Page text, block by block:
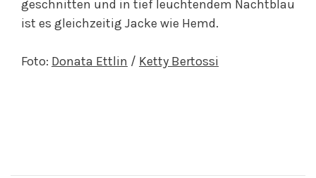
geschnitten und in tief leuchtendem Nachtblau
ist es gleichzeitig Jacke wie Hemd.
Foto: Donata Ettlin / Ketty Bertossi